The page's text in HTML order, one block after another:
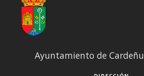
Ayuntamiento de